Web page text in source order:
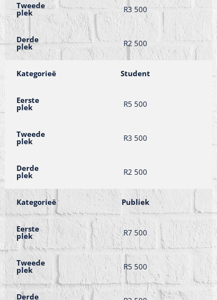
Tweede
plek R3 500
Derde
plek R2 500
Kategorieë Student
Eerste
plek R5 500
Tweede
plek R3 500
Derde
plek R2 500
Kategorieë Publiek
Eerste
plek R7 500
Tweede
plek R5 500
Derde